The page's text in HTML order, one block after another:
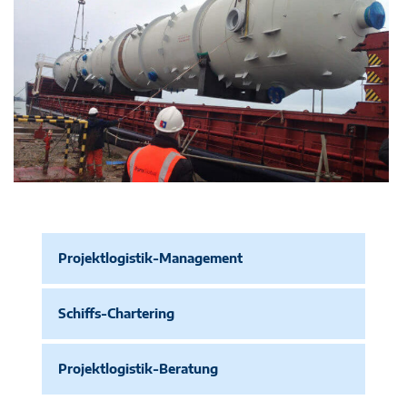
Projektlogistik-Management
Schiffs-Chartering
Projektlogistik-Beratung